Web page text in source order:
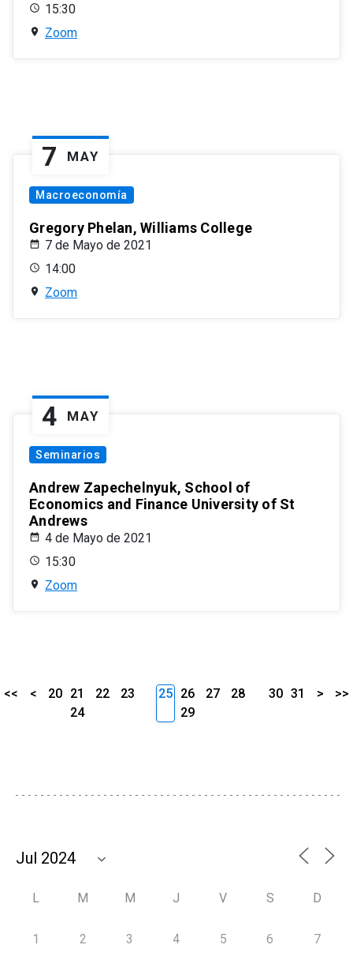
15:30
Zoom
7 MAY
Macroeconomía
Gregory Phelan, Williams College
7 de Mayo de 2021
14:00
Zoom
4 MAY
Seminarios
Andrew Zapechelnyuk, School of
Economics and Finance University of St
Andrews
4 de Mayo de 2021
15:30
Zoom
<< < 20 21 22
23
24
25 26 27
28
29
30 31 > >>
L M M J V S D
1 2 3 4 5 6 7